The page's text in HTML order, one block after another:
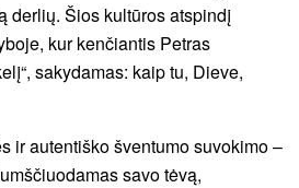
derlių. Šios kultūros atspindį
kur kenčiantis Petras
sakydamas: kaip tu, Dieve,
ir autentiško šventumo suvokimo –
savo tėvą,